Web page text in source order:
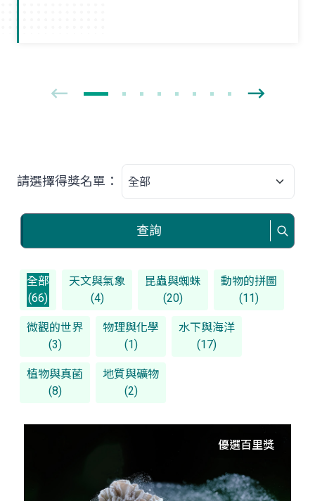
請選擇得獎名單：
查詢
全部
(66)
天文與氣象
(4)
昆蟲與蜘蛛
(20)
動物的拼圖
(11)
微觀的世界
(3)
物理與化學
(1)
水下與海洋
(17)
植物與真菌
(8)
地質與礦物
(2)
優選百里獎